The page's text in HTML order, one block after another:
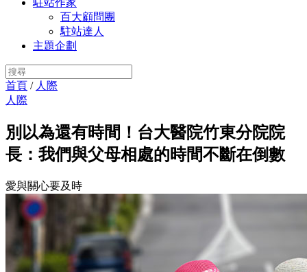
駐站作家
百大顧問團
駐站達人
主題企劃
首頁 / 人際
人際
別以為還有時間！台大醫院竹東分院院
長：我們與父母相處的時間不斷在倒數
愛與關心要及時